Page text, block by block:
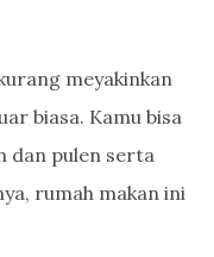
meyakinkan
biasa. Kamu bisa
dan pulen serta
rumah makan ini